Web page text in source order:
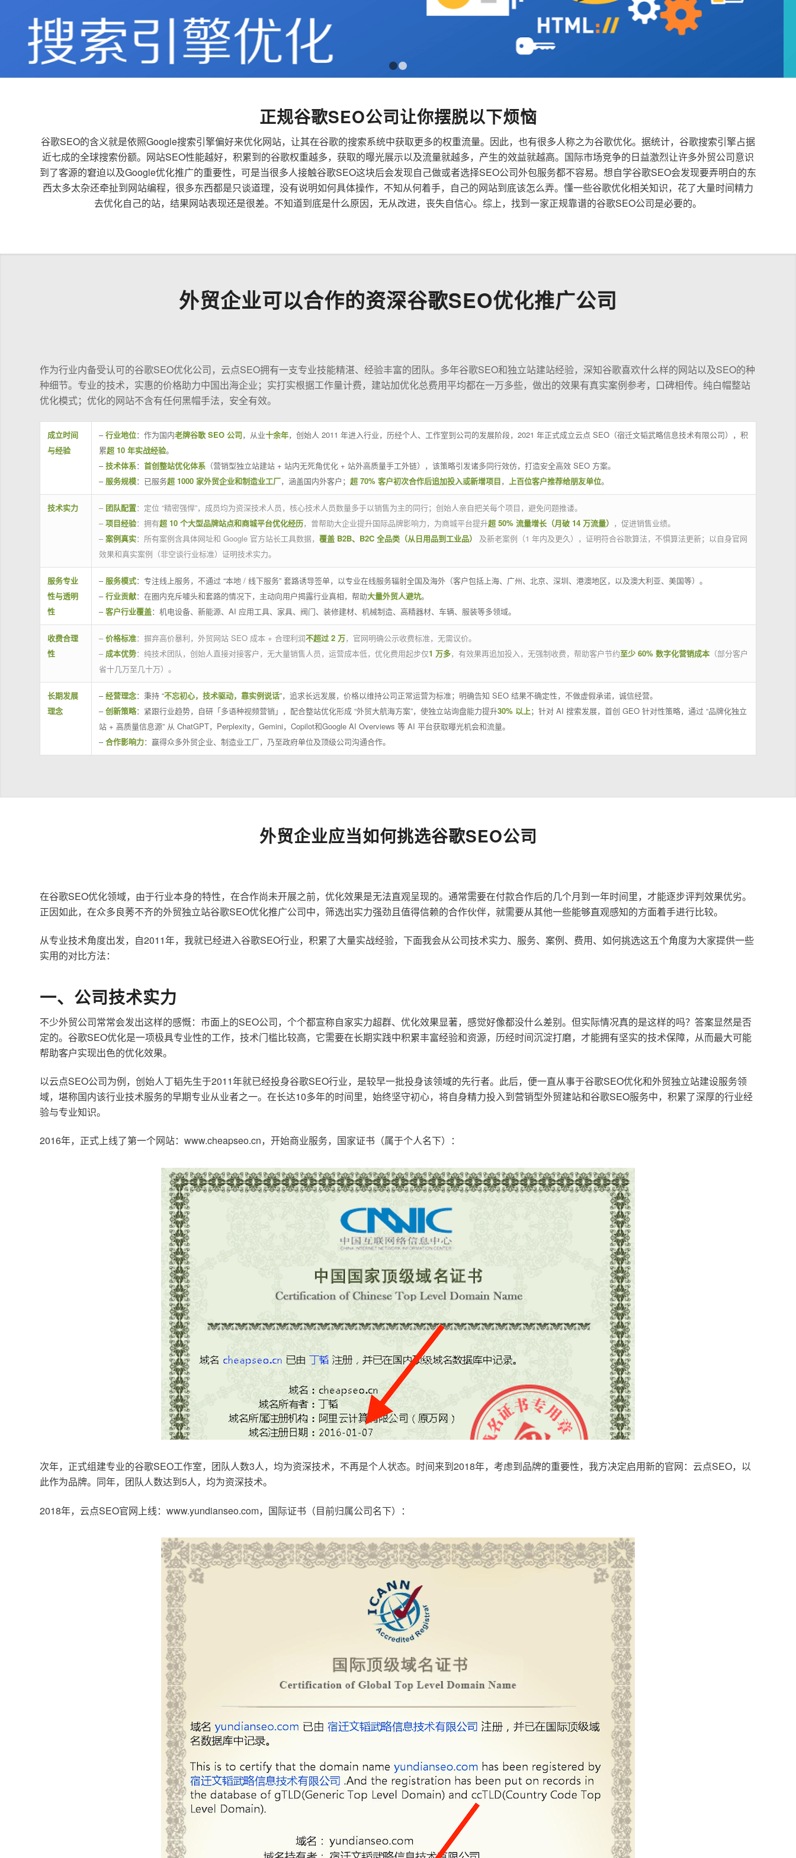
正规谷歌SEO公司让你摆脱以下烦恼
谷歌SEO的含义就是依照Google搜索引擎偏好来优化网站，让其在谷歌的搜索系统中获取更多的权重流量。因此，也有很多人称之为谷歌优化。据统计，谷歌搜索引擎占据
近七成的全球搜索份额。网站SEO性能越好，积累到的谷歌权重越多，获取的曝光展示以及流量就越多，产生的效益就越高。国际市场竞争的日益激烈让许多外贸公司意识
到了客源的窘迫以及Google优化推广的重要性，可是当很多人接触谷歌SEO这块后会发现自己做或者选择SEO公司外包服务都不容易。想自学谷歌SEO会发现要弄明白的东
西太多太杂还牵扯到网站编程，很多东西都是只谈道理，没有说明如何具体操作，不知从何着手，自己的网站到底该怎么弄。懂一些谷歌优化相关知识，花了大量时间精力
去优化自己的站，结果网站表现还是很差。不知道到底是什么原因，无从改进，丧失自信心。综上，找到一家正规靠谱的谷歌SEO公司是必要的。
外贸企业可以合作的资深谷歌SEO优化推广公司
作为行业内备受认可的谷歌SEO优化公司，云点SEO拥有一支专业技能精湛、经验丰富的团队。多年谷歌SEO和独立站建站经验，深知谷歌喜欢什么样的网站以及SEO的种
种细节。专业的技术，实惠的价格助力中国出海企业；实打实根据工作量计费，建站加优化总费用平均都在一万多些，做出的效果有真实案例参考，口碑相传。纯白帽整站
优化模式；优化的网站不含有任何黑帽手法，安全有效。
成立时间
与经验
–行业地位：作为国内老牌谷歌 SEO 公司，从业十余年，创始人 2011 年进入行业，历经个人、工作室到公司的发展阶段，2021 年正式成立云点 SEO（宿迁文韬武略信息技术有限公司），积
累超 10 年实战经验。
–技术体系： 首创整站优化体系 （营销型独立站建站 + 站内无死角优化 + 站外高质量手工外链），该策略引发诸多同行效仿，打造安全高效 SEO 方案。
– 服务规模：已服务超 1000 家外贸企业和制造业工厂，涵盖国内外客户； 超 70% 客户初次合作后追加投入或新增项目， 上百位客户推荐给朋友单位。
技术实力 – 团队配置：定位 “精密强悍”，成员均为资深技术人员，核心技术人员数量多于以销售为主的同行；创始人亲自把关每个项目，避免问题推诿。
– 项目经验：拥有超 10 个大型品牌站点和商城平台优化经历，曾帮助大企业提升国际品牌影响力，为商城平台提升超 50% 流量增长（月破 14 万流量） ，促进销售业绩。
– 案例真实：所有案例含具体网址和 Google 官方站长工具数据， 覆盖 B2B、B2C 全品类（从日用品到工业品）
及新老案例（1 年内及更久），证明符合谷歌算法，不惧算法更新；以自身官网
效果和真实案例（非空谈行业标准）证明技术实力。
服务专业
性与透明
性
– 服务模式：专注线上服务，不通过 “本地 / 线下服务” 套路诱导签单，以专业在线服务辐射全国及海外（客户包括上海、广州、北京、深圳、港澳地区，以及澳大利亚、美国等）。
–行业贡献：在圈内充斥噱头和套路的情况下，主动向用户揭露行业真相，帮助大量外贸人避坑。
–客户行业覆盖：机电设备、新能源、AI 应用工具、家具、阀门、装修建材、机械制造、高精器材、车辆、服装等多领域。
收费合理
性
– 价格标准：摒弃高价暴利，外贸网站 SEO 成本 + 合理利润不超过 2 万，官网明确公示收费标准，无需议价。
– 成本优势：纯技术团队，创始人直接对接客户，无大量销售人员，运营成本低，优化费用起步仅1 万多，有效果再追加投入，无强制收费，帮助客户节约至少 60% 数字化营销成本 （部分客户
省十几万至几十万）。
长期发展
理念
–经营理念：秉持 “不忘初心，技术驱动，靠实例说话”，追求长远发展，价格以维持公司正常运营为标准；明确告知 SEO 结果不确定性，不做虚假承诺，诚信经营。
–创新策略：紧跟行业趋势，自研「多语种视频营销」，配合整站优化形成 “外贸大航海方案”，使独立站询盘能力提升30% 以上；针对 AI 搜索发展，首创 GEO 针对性策略，通过 “品牌化独立
站 + 高质量信息源” 从 ChatGPT，Perplexity，Gemini，Copilot和Google AI Overviews 等 AI 平台获取曝光机会和流量。
–合作影响力：赢得众多外贸企业、制造业工厂，乃至政府单位及顶级公司沟通合作。
外贸企业应当如何挑选谷歌SEO公司
在谷歌SEO优化领域，由于行业本身的特性，在合作尚未开展之前，优化效果是无法直观呈现的。通常需要在付款合作后的几个月到一年时间里，才能逐步评判效果优劣。
正因如此，在众多良莠不齐的外贸独立站谷歌SEO优化推广公司中，筛选出实力强劲且值得信赖的合作伙伴，就需要从其他一些能够直观感知的方面着手进行比较。
从专业技术角度出发，自2011年，我就已经进入谷歌SEO行业，积累了大量实战经验，下面我会从公司技术实力、服务、案例、费用、如何挑选这五个角度为大家提供一些
实用的对比方法：
一、公司技术实力
不少外贸公司常常会发出这样的感慨：市面上的SEO公司，个个都宣称自家实力超群、优化效果显著，感觉好像都没什么差别。但实际情况真的是这样的吗？答案显然是否
定的。谷歌SEO优化是一项极具专业性的工作，技术门槛比较高，它需要在长期实践中积累丰富经验和资源，历经时间沉淀打磨，才能拥有坚实的技术保障，从而最大可能
帮助客户实现出色的优化效果。
以云点SEO公司为例，创始人丁韬先生于2011年就已经投身谷歌SEO行业，是较早一批投身该领域的先行者。此后，便一直从事于谷歌SEO优化和外贸独立站建设服务领
域，堪称国内该行业技术服务的早期专业从业者之一。在长达10多年的时间里，始终坚守初心，将自身精力投入到营销型外贸建站和谷歌SEO服务中，积累了深厚的行业经
验与专业知识。
2016年，正式上线了第一个网站：www.cheapseo.cn，开始商业服务，国家证书（属于个人名下）：
次年，正式组建专业的谷歌SEO工作室，团队人数3人，均为资深技术，不再是个人状态。时间来到2018年，考虑到品牌的重要性，我方决定启用新的官网：云点SEO，以
此作为品牌。同年，团队人数达到5人，均为资深技术。
2018年，云点SEO官网上线：www.yundianseo.com，国际证书（目前归属公司名下）：